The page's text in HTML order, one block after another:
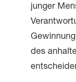
junger
des